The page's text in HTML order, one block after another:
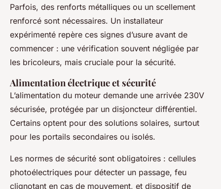
Parfois, des renforts métalliques ou un scellement
renforcé sont nécessaires. Un installateur
expérimenté repère ces signes d’usure avant de
commencer : une vérification souvent négligée par
les bricoleurs, mais cruciale pour la sécurité.
Alimentation électrique et sécurité
L’alimentation du moteur demande une arrivée 230V
sécurisée, protégée par un disjoncteur différentiel.
Certains optent pour des solutions solaires, surtout
pour les portails secondaires ou isolés.
Les normes de sécurité sont obligatoires : cellules
photoélectriques pour détecter un passage, feu
clignotant en cas de mouvement, et dispositif de